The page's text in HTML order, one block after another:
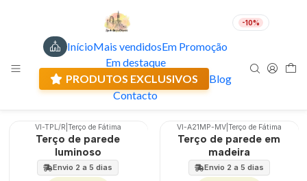
-10%
InícioMais vendidosEm Promoção
Em destaque
PRODUTOS EXCLUSIVOS
Blog
Contacto
EUR
Terços de parede
Filtros
VI-TPL/R Terço de Fátima
Terço de parede
luminoso
Envio 2 a 5 dias
🇵🇹
VI-A21MP-MV| Terço de Fátima
Terço de parede em
madeira
Envio 2 a 5 dias